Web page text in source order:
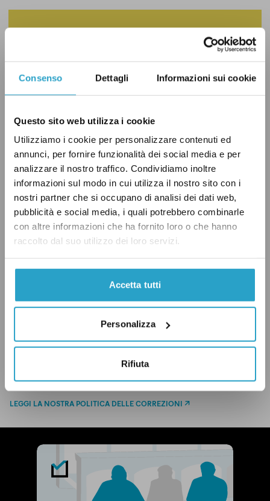
Consenso Dettagli Informazioni sui cookie
Questo sito web utilizza i cookie
Utilizziamo i cookie per personalizzare contenuti ed
annunci, per fornire funzionalità dei social media e per
analizzare il nostro traffico. Condividiamo inoltre
informazioni sul modo in cui utilizza il nostro sito con i
nostri partner che si occupano di analisi dei dati web,
pubblicità e social media, i quali potrebbero combinarle
con altre informazioni che ha fornito loro o che hanno
raccolto dal suo utilizzo dei loro servizi.
Accetta tutti
Personalizza
Rifiuta
LA REGOLA DEL GIOCO STA PER
È uscita la nostra guida sulla legge
Sostienici per accedere a tutte le
guide esclusive, newsletter riservate,
video e molto altro.
INIZIA AD INFORMARTI MEGLIO
GERMANIA
facebook whatsapp
LEGGI LA NOSTRA POLITICA DELLE CORREZIONI